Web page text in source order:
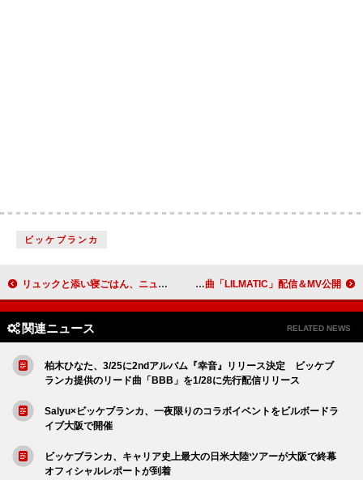
ビッケブランカ
リュックと添い寝ごはん、ニューALより表題曲「Life is beautiful」配信リリース LIL LEAGUE、ニューAL『NEOMATIC』からリード曲「LILMATIC」配信＆MV公開
関連ニュース RELATED NEWS
柏木ひなた、3/25に2ndアルバム『幸音』リリース決定 ビッケブ
ランカ提供のリード曲「BBB」を1/28に先行配信リリース
Salyu×ビッケブランカ、一夜限りのコラボイベントをビルボードラ
イブ大阪で開催
ビッケブランカ、キャリア史上最大の日米大陸ツアーが大阪で終幕
オフィシャルレポートが到着